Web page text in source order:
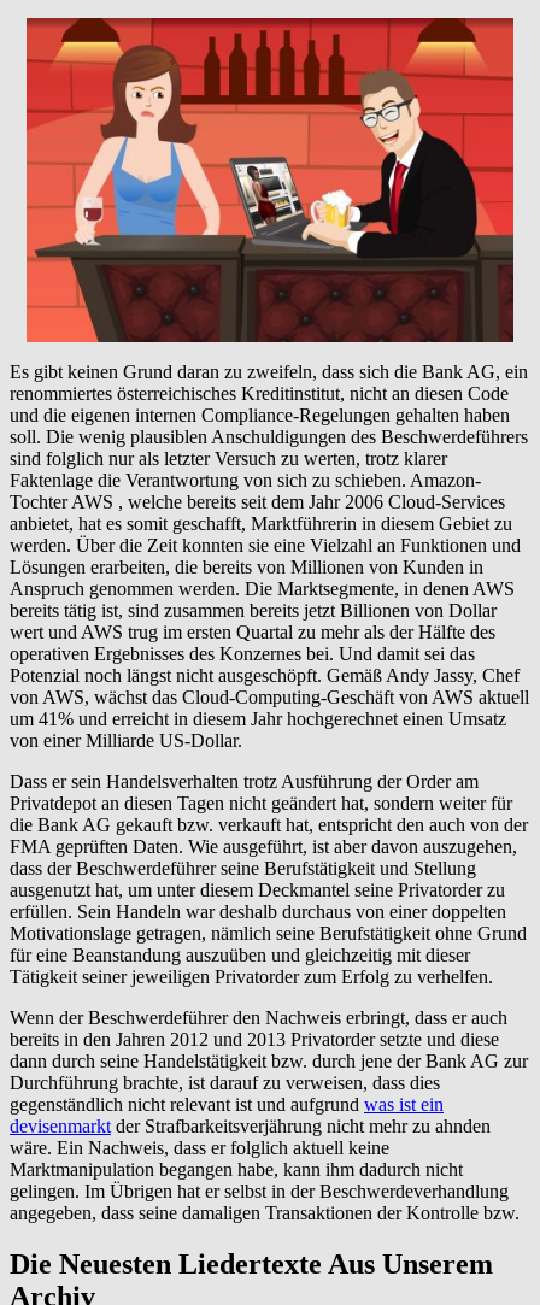
Es gibt keinen Grund daran zu zweifeln, dass sich die Bank AG, ein
renommiertes österreichisches Kreditinstitut, nicht an diesen Code
und die eigenen internen Compliance-Regelungen gehalten haben
soll. Die wenig plausiblen Anschuldigungen des Beschwerdeführers
sind folglich nur als letzter Versuch zu werten, trotz klarer
Faktenlage die Verantwortung von sich zu schieben. Amazon-
Tochter AWS , welche bereits seit dem Jahr 2006 Cloud-Services
anbietet, hat es somit geschafft, Marktführerin in diesem Gebiet zu
werden. Über die Zeit konnten sie eine Vielzahl an Funktionen und
Lösungen erarbeiten, die bereits von Millionen von Kunden in
Anspruch genommen werden. Die Marktsegmente, in denen AWS
bereits tätig ist, sind zusammen bereits jetzt Billionen von Dollar
wert und AWS trug im ersten Quartal zu mehr als der Hälfte des
operativen Ergebnisses des Konzernes bei. Und damit sei das
Potenzial noch längst nicht ausgeschöpft. Gemäß Andy Jassy, Chef
von AWS, wächst das Cloud-Computing-Geschäft von AWS aktuell
um 41% und erreicht in diesem Jahr hochgerechnet einen Umsatz
von einer Milliarde US-Dollar.
Dass er sein Handelsverhalten trotz Ausführung der Order am
Privatdepot an diesen Tagen nicht geändert hat, sondern weiter für
die Bank AG gekauft bzw. verkauft hat, entspricht den auch von der
FMA geprüften Daten. Wie ausgeführt, ist aber davon auszugehen,
dass der Beschwerdeführer seine Berufstätigkeit und Stellung
ausgenutzt hat, um unter diesem Deckmantel seine Privatorder zu
erfüllen. Sein Handeln war deshalb durchaus von einer doppelten
Motivationslage getragen, nämlich seine Berufstätigkeit ohne Grund
für eine Beanstandung auszuüben und gleichzeitig mit dieser
Tätigkeit seiner jeweiligen Privatorder zum Erfolg zu verhelfen.
Wenn der Beschwerdeführer den Nachweis erbringt, dass er auch
bereits in den Jahren 2012 und 2013 Privatorder setzte und diese
dann durch seine Handelstätigkeit bzw. durch jene der Bank AG zur
Durchführung brachte, ist darauf zu verweisen, dass dies
gegenständlich nicht relevant ist und aufgrund was ist ein
devisenmarktder Strafbarkeitsverjährung nicht mehr zu ahnden
wäre. Ein Nachweis, dass er folglich aktuell keine
Marktmanipulation begangen habe, kann ihm dadurch nicht
gelingen. Im Übrigen hat er selbst in der Beschwerdeverhandlung
angegeben, dass seine damaligen Transaktionen der Kontrolle bzw.
Die Neuesten Liedertexte Aus Unserem
Archiv